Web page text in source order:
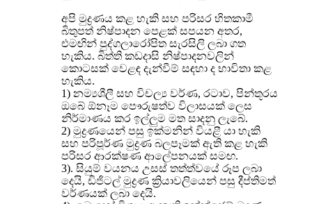
අපි මුද්‍රණය කළ හැකි සහ පරිසර හිතකාමී
බිතුපත් නිෂ්පාදන පෙළක් සපයන අතර,
එමඟින් පුද්ගලාරෝපිත සැරසිලි ලබා ගත
හැකිය. බිත්ති කඩදාසි නිෂ්පාදනවලින්
කොටසක් වෙළඳ දැන්වීම් සඳහා ද භාවිතා කළ
හැකිය.
1) නම්‍යශීලී සහ විචල්‍ය වර්ණ, රටාව, පින්තූරය
ඔබේ ඕනෑම පෞරුෂත්ව විලාසයක් ලෙස
නිර්මාණය කර ඉල්ලුම මත සාදනු ලැබේ.
2) මුද්‍රණයෙන් පසු ඉක්මනින් වියළී යා හැකි
සහ පරිපූර්ණ මුද්‍රණ බලපෑමක් ඇති කළ හැකි
පරිසර ආරක්ෂණ ආලේපනයක් සමඟ.
3). සියුම් වයනය උසස් තත්ත්වයේ රූප ලබා
දෙයි, ඩිජිටල් මුද්‍රණ ක්‍රියාවලියෙන් පසු දීප්තිමත්
වර්ණයක් ලබා දෙයි.